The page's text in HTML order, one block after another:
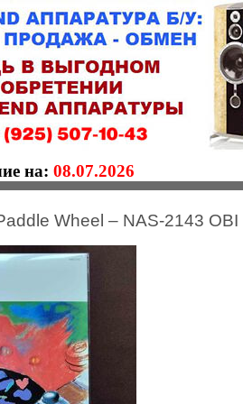
на: 08.07.2026
Wheel – NAS-2143 OBI